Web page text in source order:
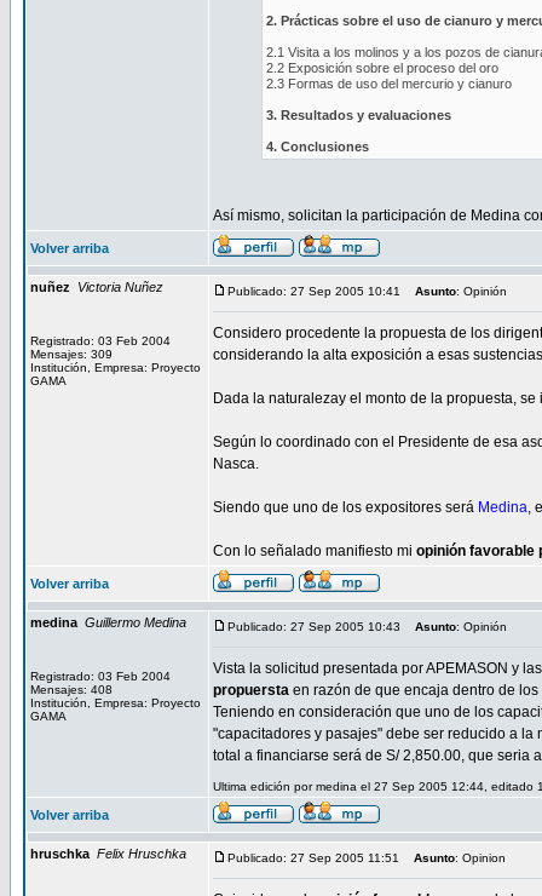
2. Prácticas sobre el uso de cianuro y
2.1 Visita a los molinos y a los pozos de
2.2 Exposición sobre el proceso del oro
2.3 Formas de uso del mercurio y cianuro
3. Resultados y evaluaciones
4. Conclusiones
Así mismo, solicitan la participación de Medina
Volver arriba
nuñez Victoria Nuñez
Registrado: 03 Feb 2004
Mensajes: 309
Institución, Empresa: Proyecto
GAMA
Publicado: 27 Sep 2005 10:41 Asunto: Opinión
Considero procedente la propuesta de los
considerando la alta exposición a esas
Dada la naturalezay el monto de la propuesta,
Según lo coordinado con el Presidente de esa
Nasca.
Siendo que uno de los expositores será Medina,
Con lo señalado manifiesto mi opinión favorable
Volver arriba
medina Guillermo Medina
Registrado: 03 Feb 2004
Mensajes: 408
Institución, Empresa: Proyecto
GAMA
Publicado: 27 Sep 2005 10:43 Asunto: Opinión
Vista la solicitud presentada por APEMASON y
propuersta en razón de que encaja dentro de
Teniendo en consideración que uno de los
"capacitadores y pasajes" debe ser reducido a la
total a financiarse será de S/ 2,850.00, que
Ultima edición por medina el 27 Sep 2005 12:44, editado
Volver arriba
hruschka Felix Hruschka Publicado: 27 Sep 2005 11:51 Asunto: Opinion